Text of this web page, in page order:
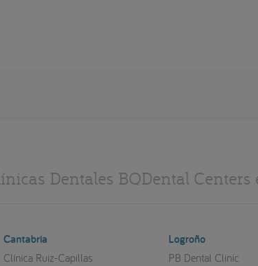
Dentales BQDental Centers
Cantabria
Clínica Ruiz-Capillas
Logroño
PB Dental Clinic